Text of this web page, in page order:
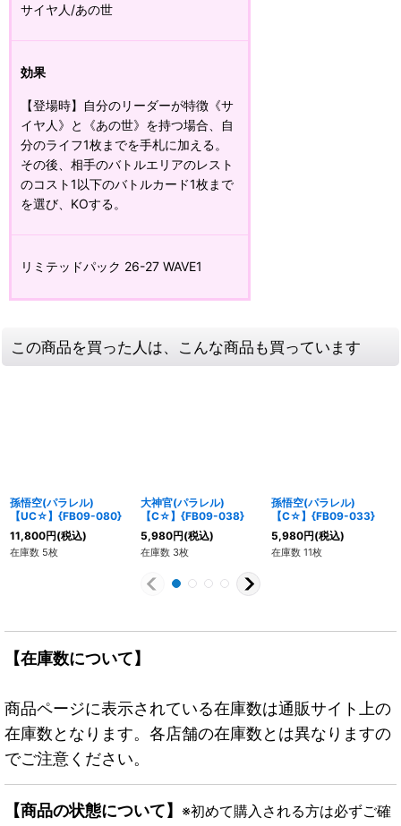
サイヤ人/あの世
効果
【登場時】自分のリーダーが特徴《サ
イヤ人》と《あの世》を持つ場合、自
分のライフ1枚までを手札に加える。
その後、相手のバトルエリアのレスト
のコスト1以下のバトルカード1枚まで
を選び、KOする。
リミテッドパック 26-27 WAVE1
この商品を買った人は、こんな商品も買っています
孫悟空(パラレル)
【UC☆】{FB09-080}
11,800円(税込)
在庫数 5枚
大神官(パラレル)
【C☆】{FB09-038}
5,980円(税込)
在庫数 3枚
孫悟空(パラレル)
【C☆】{FB09-033}
5,980円(税込)
在庫数 11枚
【在庫数について】
商品ページに表示されている在庫数は通販サイト上の
在庫数となります。各店舗の在庫数とは異なりますの
でご注意ください。
【商品の状態について】 ※初めて購入される方は必ずご確